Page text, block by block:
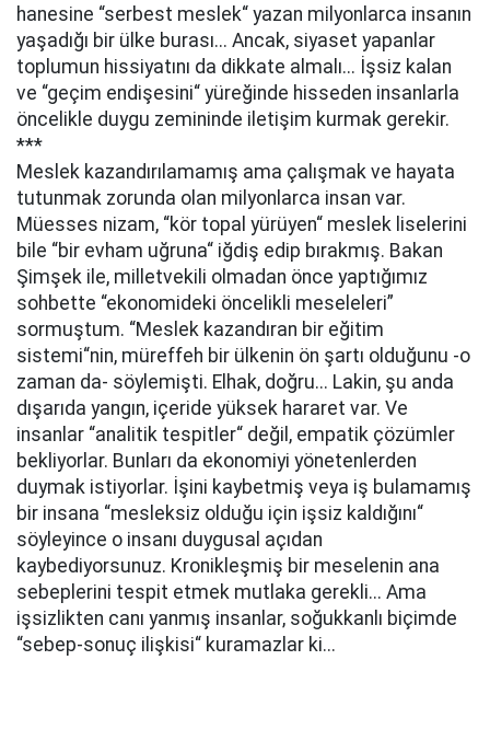
hanesine “serbest meslek“ yazan milyonlarca insanın
yaşadığı bir ülke burası... Ancak, siyaset yapanlar
toplumun hissiyatını da dikkate almalı... İşsiz kalan
ve “geçim endişesini“ yüreğinde hisseden insanlarla
öncelikle duygu zemininde iletişim kurmak gerekir.
***
Meslek kazandırılamamış ama çalışmak ve hayata
tutunmak zorunda olan milyonlarca insan var.
Müesses nizam, “kör topal yürüyen“ meslek liselerini
bile “bir evham uğruna“ iğdiş edip bırakmış. Bakan
Şimşek ile, milletvekili olmadan önce yaptığımız
sohbette “ekonomideki öncelikli meseleleri”
sormuştum. “Meslek kazandıran bir eğitim
sistemi“nin, müreffeh bir ülkenin ön şartı olduğunu -o
zaman da- söylemişti. Elhak, doğru... Lakin, şu anda
dışarıda yangın, içeride yüksek hararet var. Ve
insanlar “analitik tespitler“ değil, empatik çözümler
bekliyorlar. Bunları da ekonomiyi yönetenlerden
duymak istiyorlar. İşini kaybetmiş veya iş bulamamış
bir insana “mesleksiz olduğu için işsiz kaldığını“
söyleyince o insanı duygusal açıdan
kaybediyorsunuz. Kronikleşmiş bir meselenin ana
sebeplerini tespit etmek mutlaka gerekli... Ama
işsizlikten canı yanmış insanlar, soğukkanlı biçimde
“sebep-sonuç ilişkisi“ kuramazlar ki...